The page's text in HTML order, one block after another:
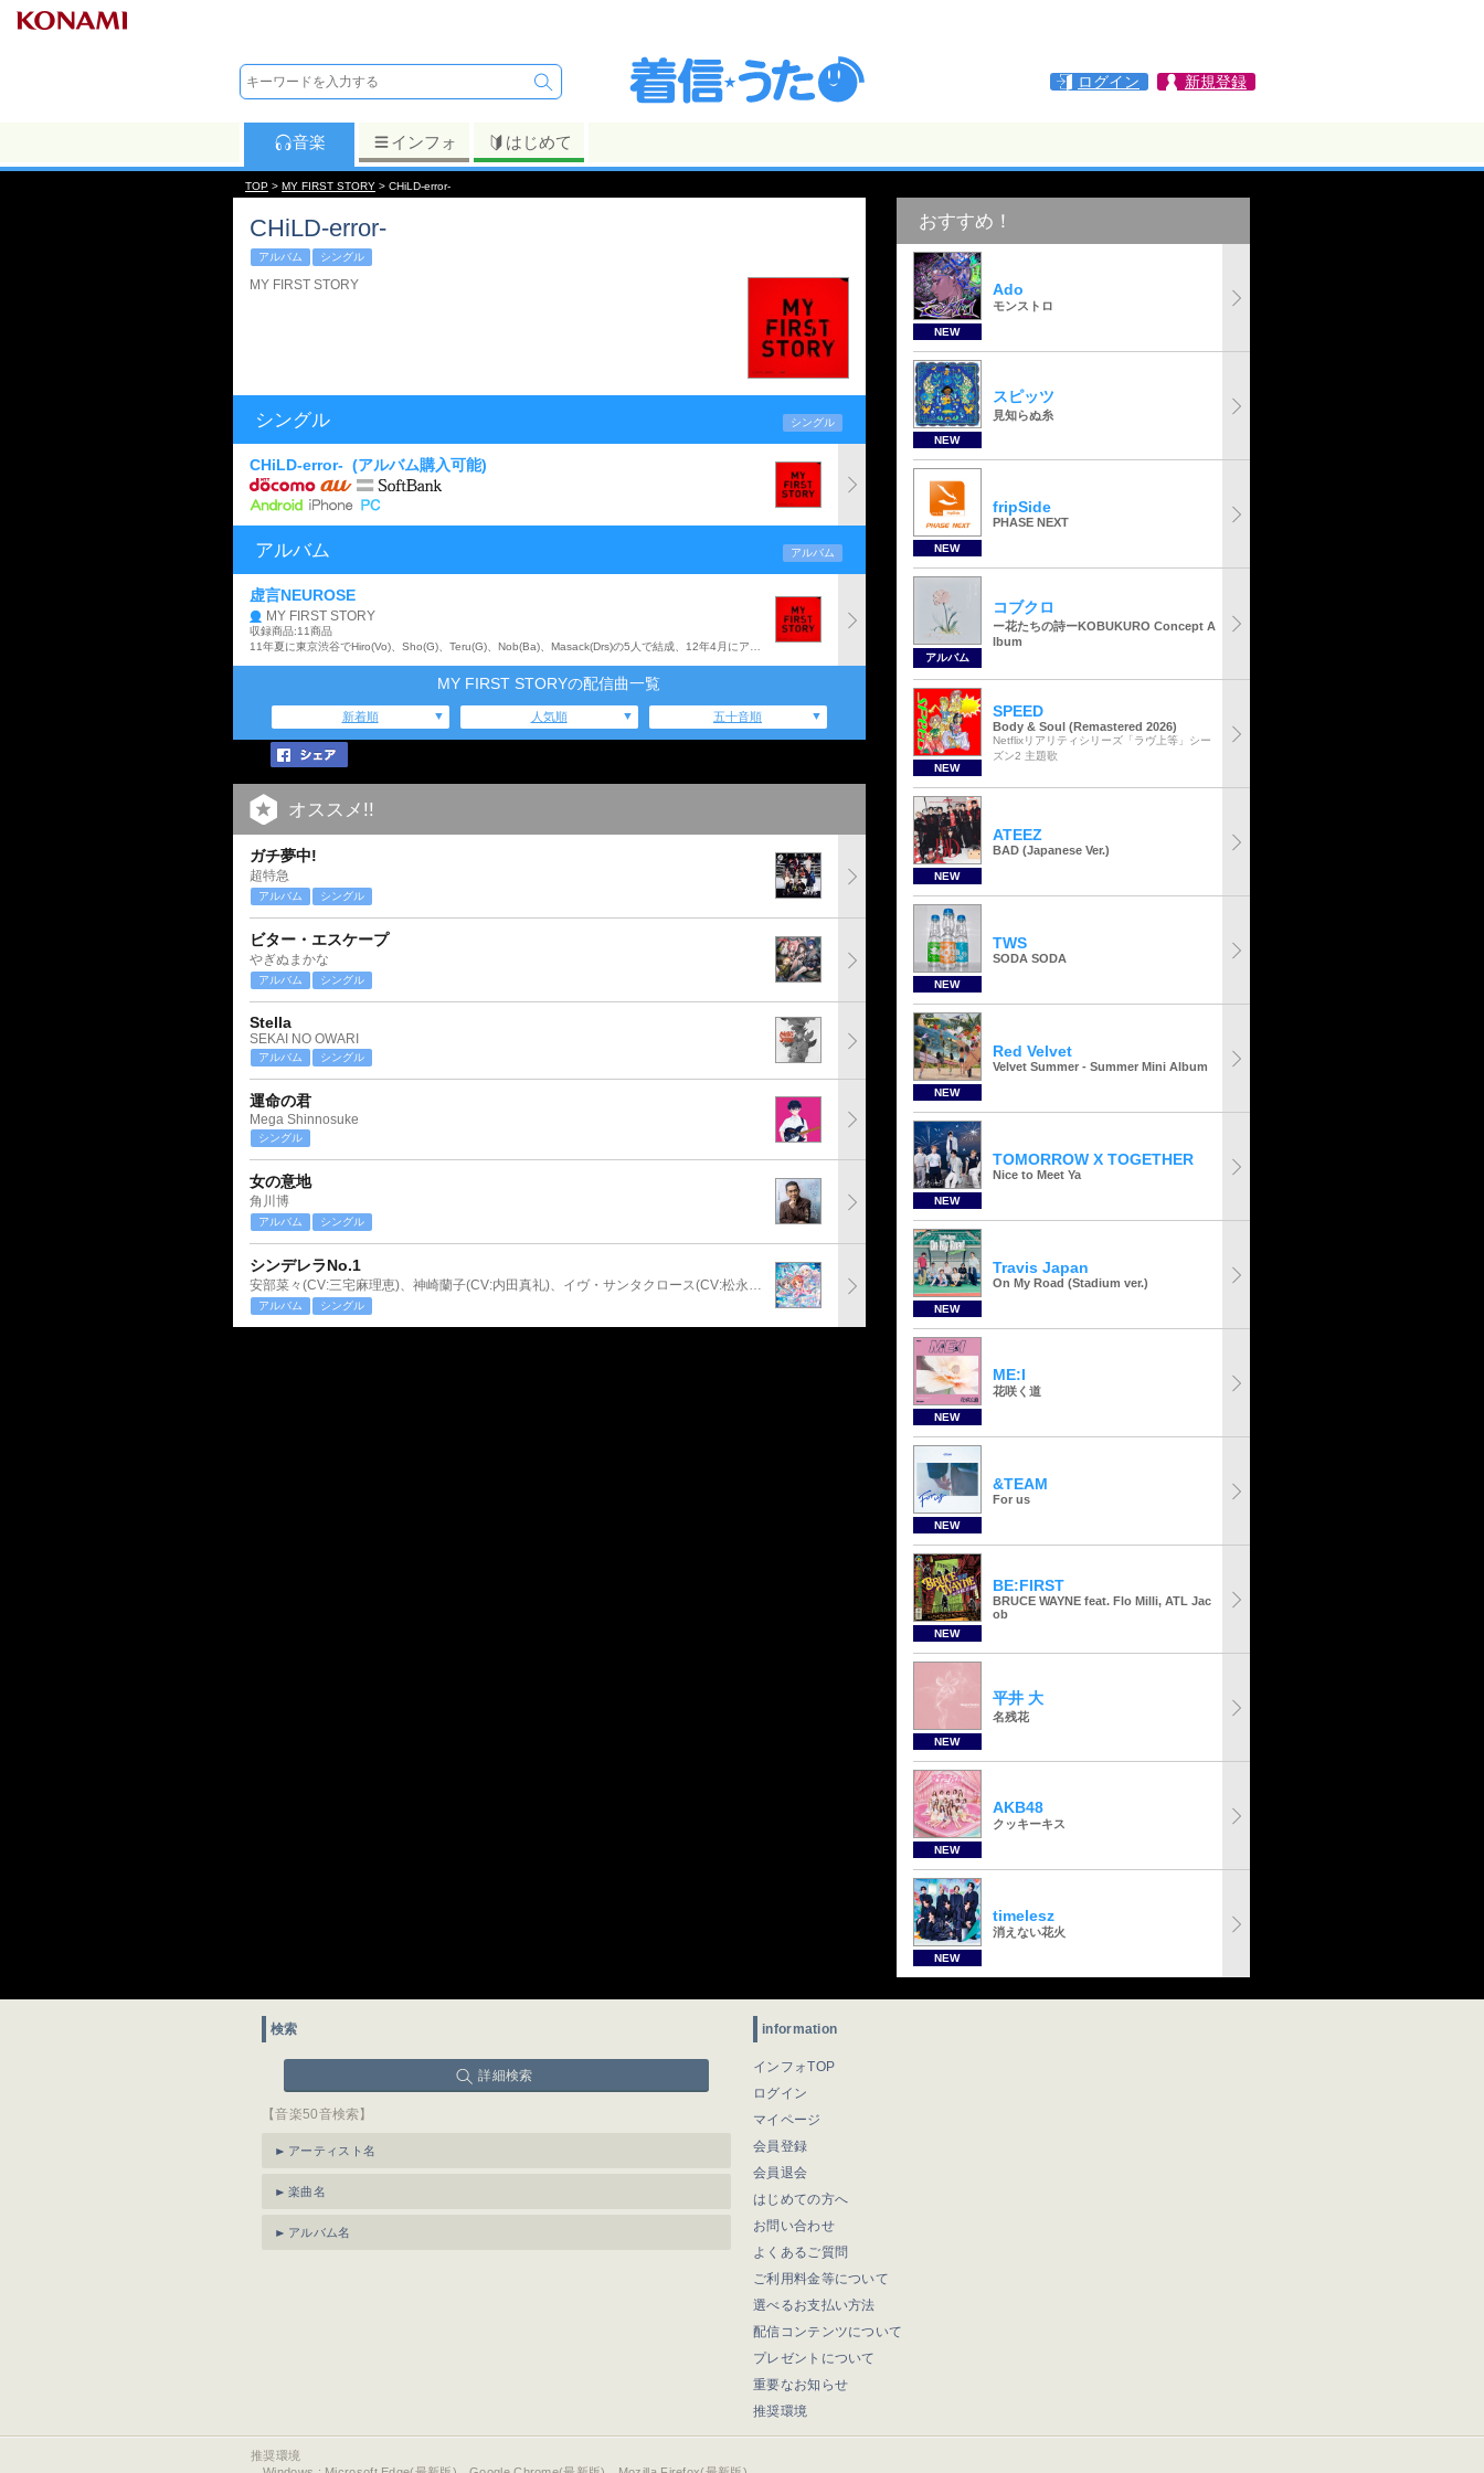
ログイン 新規登録
音楽 インフォ はじめて
TOP > MY FIRST STORY > CHiLD-error-
CHiLD-error-
アルバム シングル
MY FIRST STORY
シングル シングル
CHiLD-error- (アルバム購入可能)
アルバム アルバム
虚言NEUROSE
MY FIRST STORY
収録商品:11商品
MY FIRST STORYの配信曲一覧
新着順 人気順 五十音順
オススメ!!
ガチ夢中!
超特急
アルバム シングル
ビター・エスケープ
やぎぬまかな
アルバム シングル
Stella
SEKAI NO OWARI
アルバム シングル
運命の君
Mega Shinnosuke
シングル
女の意地
角川博
アルバム シングル
シンデレラNo.1
安部菜々(CV:三宅麻理恵)、神崎蘭子(CV:内田真礼)、イヴ・サンタクロース(CV:松永あかね)
アルバム シングル
おすすめ！
NEW
Ado
モンストロ
NEW
スピッツ
見知らぬ糸
NEW
fripSide
PHASE NEXT
アルバム
コブクロ
ー花たちの詩ーKOBUKURO Concept A
lbum
NEW
SPEED
Body & Soul (Remastered 2026)
Netflixリアリティシリーズ「ラヴ上等」シー
ズン2 主題歌
NEW
ATEEZ
BAD (Japanese Ver.)
NEW
TWS
SODA SODA
NEW
Red Velvet
Velvet Summer - Summer Mini Album
NEW
TOMORROW X TOGETHER
Nice to Meet Ya
NEW
Travis Japan
On My Road (Stadium ver.)
NEW
ME:I
花咲く道
NEW
&TEAM
For us
NEW
BE:FIRST
BRUCE WAYNE feat. Flo Milli, ATL Jac
ob
NEW
平井 大
名残花
NEW
AKB48
クッキーキス
NEW
timelesz
消えない花火
検索
詳細検索
【音楽50音検索】
アーティスト名
楽曲名
アルバム名
information
インフォTOP
ログイン
マイページ
会員登録
会員退会
はじめての方へ
お問い合わせ
よくあるご質問
ご利用料金等について
選べるお支払い方法
配信コンテンツについて
プレゼントについて
重要なお知らせ
推奨環境
推奨環境